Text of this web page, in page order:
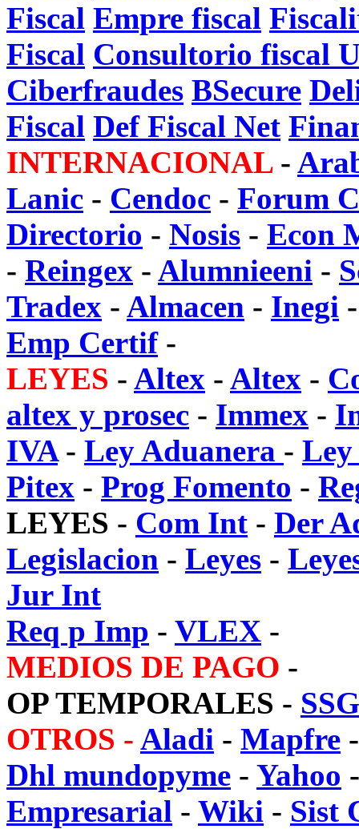
Fiscal Empre fiscal
Fiscal Consultorio fiscal
Ciberfraudes BSecure
Fiscal Def Fiscal Net
INTERNACIONAL-
Lanic - Cendoc - Forum
Directorio - Nosis - Econ
- Reingex - Alumnieeni -
Tradex - Almacen - Inegi
Emp Certif-
LEYES - Altex - Altex -
altex y prosec - Immex -
IVA- Ley Aduanera -
Pitex - Prog Fomento -
LEYES - Com Int - Der
Legislacion - Leyes -
Jur Int
Req p Imp - VLEX -
MEDIOS DE PAGO -
OP TEMPORALES -
OTROS - Aladi - Mapfre
Dhl mundopyme - Yahoo
Empresarial - Wiki - Sist